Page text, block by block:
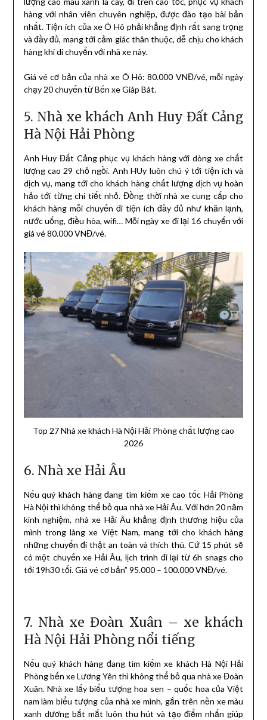
hàng với nhân viên chuyên nghiệp, được đào tạo bài bản
nhất. Tiện ích của xe Ô Hô phải khẳng định rất sang trọng
và đầy đủ, mang tới cảm giác thân thuộc, dễ chịu cho khách
hàng khi di chuyển với nhà xe này.
Giá vé cơ bản của nhà xe Ô Hô: 80.000 VNĐ/vé, mỗi ngày
chạy 20 chuyến từ Bến xe Giáp Bát.
5. Nhà xe khách Anh Huy Đất Cảng
Hà Nội Hải Phòng
Anh Huy Đất Cảng phục vụ khách hàng với dòng xe chất
lượng cao 29 chỗ ngồi. Anh HUy luôn chú ý tới tiện ích và
dịch vụ, mang tới cho khách hàng chất lượng dịch vụ hoàn
hảo tới từng chi tiết nhỏ. Đồng thời nhà xe cung cấp cho
khách hàng mỗi chuyến đi tiện ích đầy đủ như khăn lạnh,
nước uống, điều hòa, wifi… Mỗi ngày xe đi lại 16 chuyến với
giá vé 80.000 VNĐ/vé.
Top 27 Nhà xe khách Hà Nội Hải Phòng chất lượng cao
2026
6. Nhà xe Hải Âu
Nếu quý khách hàng đang tìm kiếm xe cao tốc Hải Phòng
Hà Nội thì không thể bỏ qua nhà xe Hải Âu. Với hơn 20 năm
kinh nghiệm, nhà xe Hải Âu khẳng định thương hiệu của
mình trong làng xe Việt Nam, mang tới cho khách hàng
những chuyến đi thật an toàn và thích thú. Cứ 15 phút sẽ
có một chuyến xe Hải Âu, lịch trình đi lại từ 6h snags cho
tới 19h30 tối. Giá vé cơ bản” 95.000 – 100.000 VNĐ/vé.
7. Nhà xe Đoàn Xuân – xe khách
Hà Nội Hải Phòng nổi tiếng
Nếu quý khách hàng đang tìm kiếm xe khách Hà Nội Hải
Phòng bến xe Lương Yên thì không thể bỏ qua nhà xe Đoàn
Xuân. Nhà xe lấy biểu tượng hoa sen – quốc hoa của Việt
nam làm biểu tượng của nhà xe mình, gắn trên nền xe màu
xanh dương bắt mắt luôn thu hút và tạo điểm nhấn giúp